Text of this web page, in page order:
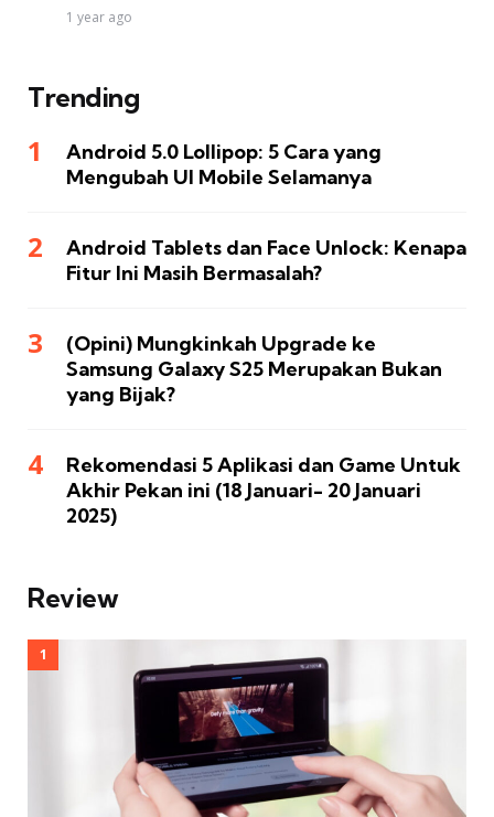
1 year ago
Trending
Android 5.0 Lollipop: 5 Cara yang
Mengubah UI Mobile Selamanya
Android Tablets dan Face Unlock: Kenapa
Fitur Ini Masih Bermasalah?
(Opini) Mungkinkah Upgrade ke
Samsung Galaxy S25 Merupakan Bukan
yang Bijak?
Rekomendasi 5 Aplikasi dan Game Untuk
Akhir Pekan ini (18 Januari- 20 Januari
2025)
Review